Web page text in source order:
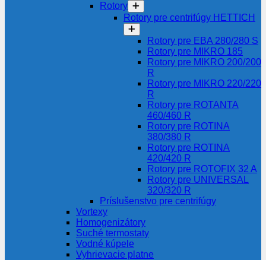
Rotory
Rotory pre centrifúgy HETTICH
Rotory pre EBA 280/280 S
Rotory pre MIKRO 185
Rotory pre MIKRO 200/200
R
Rotory pre MIKRO 220/220
R
Rotory pre ROTANTA
460/460 R
Rotory pre ROTINA
380/380 R
Rotory pre ROTINA
420/420 R
Rotory pre ROTOFIX 32 A
Rotory pre UNIVERSAL
320/320 R
Príslušenstvo pre centrifúgy
Vortexy
Homogenizátory
Suché termostaty
Vodné kúpele
Vyhrievacie platne